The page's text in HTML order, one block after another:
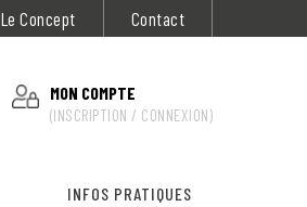
Le Concept Contact
MON COMPTE
(INSCRIPTION / CONNEXION)
INFOS PRATIQUES